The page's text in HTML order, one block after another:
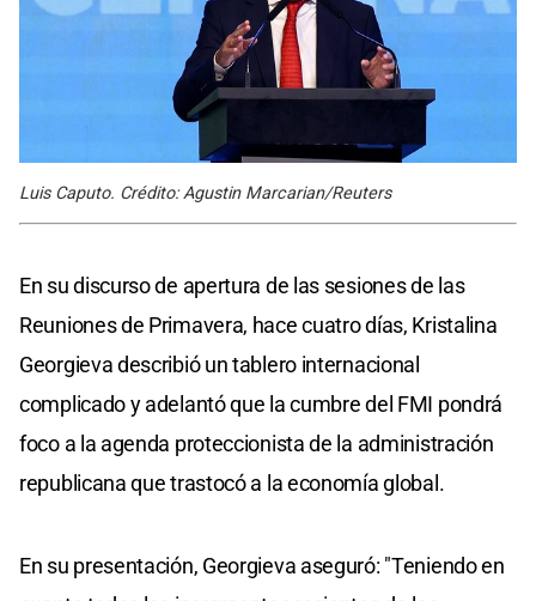
Luis Caputo. Crédito: Agustin Marcarian/Reuters
En su discurso de apertura de las sesiones de las
Reuniones de Primavera, hace cuatro días, Kristalina
Georgieva describió un tablero internacional
complicado y adelantó que la cumbre del FMI pondrá
foco a la agenda proteccionista de la administración
republicana que trastocó a la economía global.
En su presentación, Georgieva aseguró: "Teniendo en